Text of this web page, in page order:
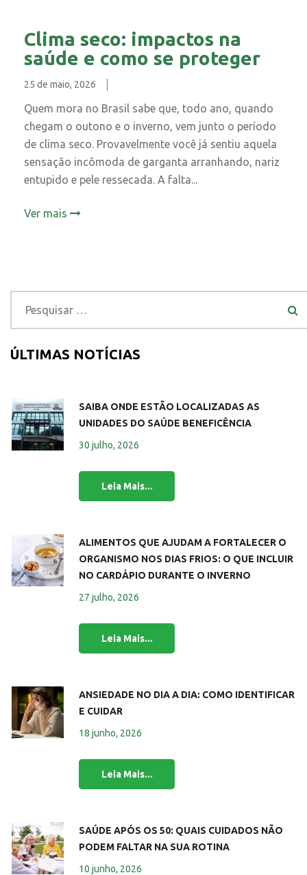
Clima seco: impactos na
saúde e como se proteger
25 de maio, 2026
Quem mora no Brasil sabe que, todo ano, quando
chegam o outono e o inverno, vem junto o período
de clima seco. Provavelmente você já sentiu aquela
sensação incômoda de garganta arranhando, nariz
entupido e pele ressecada. A falta...
Ver mais
ÚLTIMAS NOTÍCIAS
SAIBA ONDE ESTÃO LOCALIZADAS AS
UNIDADES DO SAÚDE BENEFICÊNCIA
30 julho, 2026
ALIMENTOS QUE AJUDAM A FORTALECER O
ORGANISMO NOS DIAS FRIOS: O QUE INCLUIR
NO CARDÁPIO DURANTE O INVERNO
27 julho, 2026
ANSIEDADE NO DIA A DIA: COMO IDENTIFICAR
E CUIDAR
18 junho, 2026
SAÚDE APÓS OS 50: QUAIS CUIDADOS NÃO
PODEM FALTAR NA SUA ROTINA
10 junho, 2026